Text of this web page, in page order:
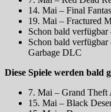
14. Mai – Final
19. Mai – Fractured
Schon bald
Schon bald
Garbage DLC
Diese Spiele werden bald
7. Mai – Grand Theft
15. Mai – Black